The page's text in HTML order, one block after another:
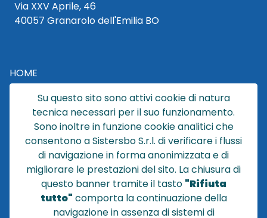
Via XXV Aprile, 46
40057 Granarolo dell'Emilia BO
HOME
CATALOGO
CHI SIAMO
NEWS
CONTATTACI
CONDIZIONI DI VENDITA
POLICY PRIVACY
NOTE LEGALI
Su questo sito sono attivi cookie di natura
tecnica necessari per il suo funzionamento.
Sono inoltre in funzione cookie analitici che
consentono a Sistersbo S.r.l. di verificare i flussi
di navigazione in forma anonimizzata e di
migliorare le prestazioni del sito. La chiusura di
questo banner tramite il tasto "Rifiuta
tutto" comporta la continuazione della
navigazione in assenza di sistemi di